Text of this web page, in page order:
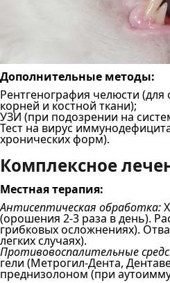
Дополнительные методы:
Рентгенография челюсти
корней и костной ткани);
УЗИ (при подозрении на
Тест на вирус
хронических форм).
Комплексное
Местная терапия:
Антисептическая обработка:
(орошения 2-3 раза в день).
грибковых осложнениях).
легких случаях).
Противовоспалительные
гели (Метрогил-Дента,
преднизолоном (при